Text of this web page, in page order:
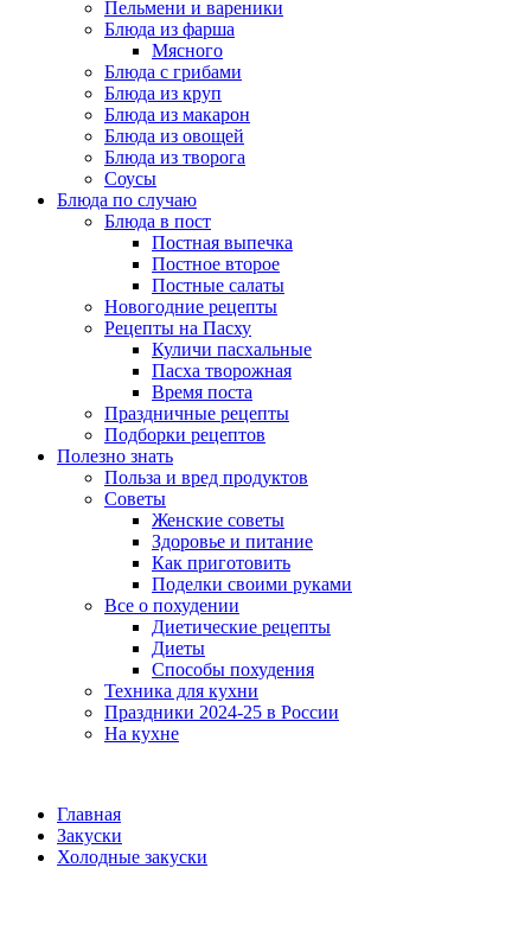
Пельмени и вареники
Блюда из фарша
Мясного
Блюда с грибами
Блюда из круп
Блюда из макарон
Блюда из овощей
Блюда из творога
Соусы
Блюда по случаю
Блюда в пост
Постная выпечка
Постное второе
Постные салаты
Новогодние рецепты
Рецепты на Пасху
Куличи пасхальные
Пасха творожная
Время поста
Праздничные рецепты
Подборки рецептов
Полезно знать
Польза и вред продуктов
Советы
Женские советы
Здоровье и питание
Как приготовить
Поделки своими руками
Все о похудении
Диетические рецепты
Диеты
Способы похудения
Техника для кухни
Праздники 2024-25 в России
На кухне
Главная
Закуски
Холодные закуски